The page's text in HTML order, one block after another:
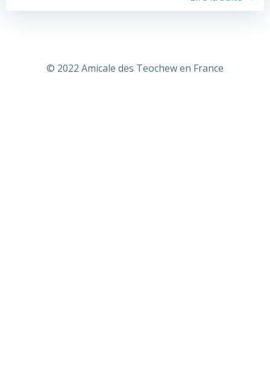
© 2022 Amicale des Teochew en France